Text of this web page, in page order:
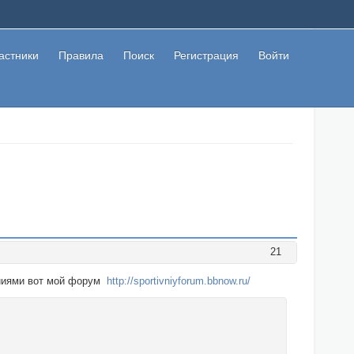
Правила Поиск Регистрация Войти
21
вот мой форум http://sportivniyforum.bbnow.ru/